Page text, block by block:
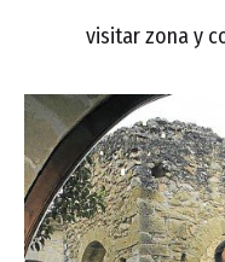
visitar zona y